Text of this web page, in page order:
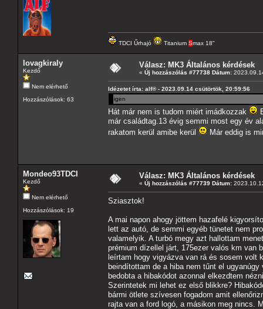
TDCI Űrhajó Titanium Smax 18"
lovagkiraly
Kezdő
Nem elérhető
Hozzászólások: 63
Válasz: MK3 Általános kérdések
« Új hozzászólás #77738 Dátum:
Idézetet írta: alf® - 2023.09.14 csütörtök, 20:59:56
igen
Hát már nem is tudom miért imádkozzak
már családtag.13 évig semmi most egy év
rakatom kerül amibe kerül
Már eddig is
Mondeo93TDCI
Kezdő
Nem elérhető
Hozzászólások: 19
Válasz: MK3 Általános kérdések
« Új hozzászólás #77739 Dátum:
Sziasztok!
A mai napon ahogy jöttem hazafelé
lett az autó, de semmi egyéb tünetet nem
valamelyik. A turbó megy azt hallottam
prémium dízellel járt, 175ezer valós km van
leírtam hogy vigyázva van rá és sosem volt
beindítottam de a hiba nem tűnt el
bedobta a hibakódot azonnal elkezdtem
Szerintetek mi lehet ez első blikkre?
bármi ötlete szívesen fogadom amit
rajta van a ford logó, a másikon meg nincs.